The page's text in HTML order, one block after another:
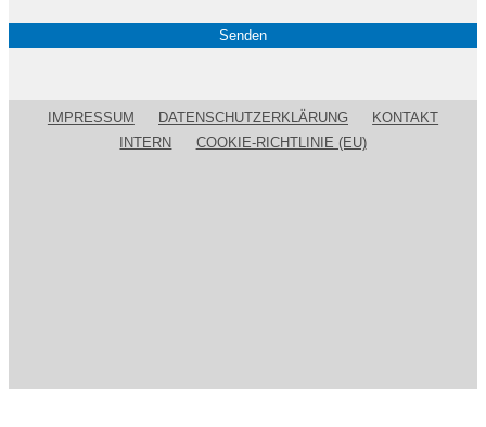
IMPRESSUM DATENSCHUTZERKLÄRUNG
KONTAKT
INTERN
COOKIE-RICHTLINIE (EU)